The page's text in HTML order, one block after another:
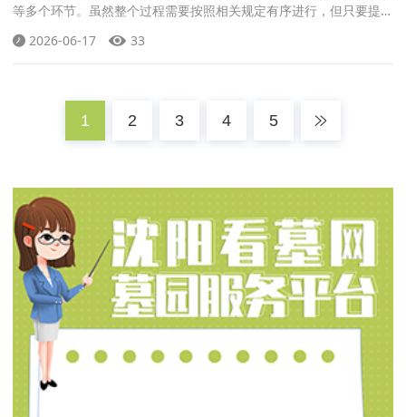
等多个环节。虽然整个过程需要按照相关规定有序进行，但只要提前
杂。2026-06-17 33
1 2 3 4 5